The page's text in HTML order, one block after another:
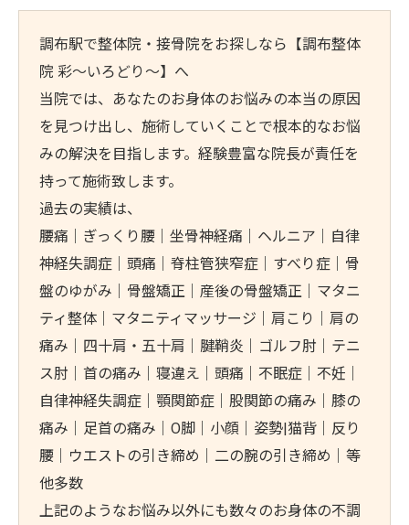
調布駅で整体院・接骨院をお探しなら【調布整体
院 彩～いろどり～】へ
当院では、あなたのお身体のお悩みの本当の原因
を見つけ出し、施術していくことで根本的なお悩
みの解決を目指します。経験豊富な院長が責任を
持って施術致します。
過去の実績は、
腰痛｜ぎっくり腰｜坐骨神経痛｜ヘルニア｜自律
神経失調症｜頭痛｜脊柱管狭窄症｜すべり症｜骨
盤のゆがみ｜骨盤矯正｜産後の骨盤矯正｜マタニ
ティ整体｜マタニティマッサージ｜肩こり｜肩の
痛み｜四十肩・五十肩｜腱鞘炎｜ゴルフ肘｜テニ
ス肘｜首の痛み｜寝違え｜頭痛｜不眠症｜不妊｜
自律神経失調症｜顎関節症｜股関節の痛み｜膝の
痛み｜足首の痛み｜O脚｜小顔｜姿勢|猫背｜反り
腰｜ウエストの引き締め｜二の腕の引き締め｜等
他多数
上記のようなお悩み以外にも数々のお身体の不調